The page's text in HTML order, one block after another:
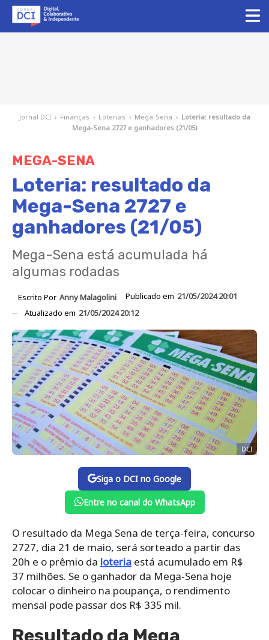
Jornal DCI › Finanças › Loterias › Mega-Sena › Loteria: resultado da
Mega-Sena 2727 e ganhadores (21/05)
MEGA-SENA
Loteria: resultado da
Mega-Sena 2727 e
ganhadores (21/05)
Mega-Sena está acumulada há
algumas rodadas
Escrito Por Anny Malagolini Publicado em 21/05/2024 20:01
Atualizado em 21/05/2024 20:12
DCI
Siga o DCI no Google
Entre no canal do WhatsApp
O resultado da Mega Sena de terça-feira, concurso
2727, dia 21 de maio, será sorteado a partir das
20h e o prêmio da loteria está acumulado em R$
37 milhões. Se o ganhador da Mega-Sena hoje
colocar o dinheiro na poupança, o rendimento
mensal pode passar dos R$ 335 mil.